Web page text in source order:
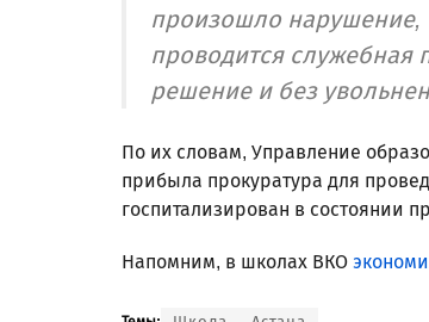
произошло нарушение,
проводится служебная
решение и без
По их словам, Управление
прибыла прокуратура для
госпитализирован в состоянии
Напомним, в школах ВКО